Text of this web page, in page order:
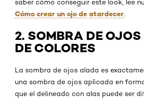
saber cómo conseguir este look, lee
Cómo crear un ojo de atardecer.
2. SOMBRA DE
DE COLORES
La sombra de ojos alada es
una sombra de ojos aplicada en
que el delineado con alas puede ser